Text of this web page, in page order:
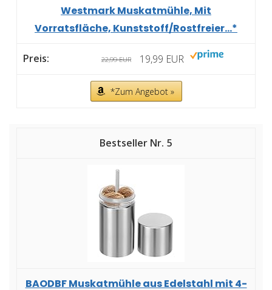
Westmark Muskatmühle, Mit
Vorratsfläche, Kunststoff/Rostfreier...*
22,99 EUR 19,99 EUR
*Zum Angebot »
5
BAODBF Muskatmühle aus Edelstahl mit 4-